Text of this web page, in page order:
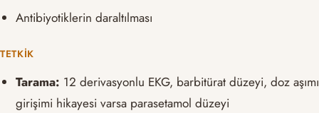
Antibiyotiklerin daraltılması
TETKIK
Tarama: 12 derivasyonlu EKG, barbitürat düzeyi, doz aşımı
girişimi hikayesi varsa parasetamol düzeyi